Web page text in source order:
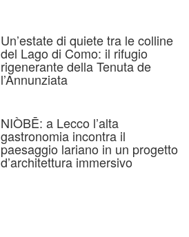
Un’estate di quiete tra le colline
del Lago di Como: il rifugio
rigenerante della Tenuta de
l’Annunziata
NIÒBĒ: a Lecco l’alta
gastronomia incontra il
paesaggio lariano in un progetto
d’architettura immersivo